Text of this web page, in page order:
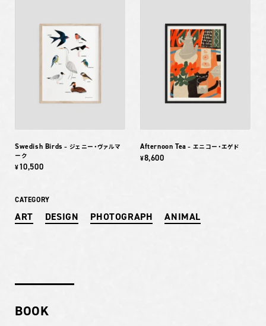
Swedish Birds – ジェニー・ヴァルマ
ーク
¥10,500
Afternoon Tea – エニコー・エゲド
¥8,600
CATEGORY
ART DESIGN PHOTOGRAPH ANIMAL
BOOK